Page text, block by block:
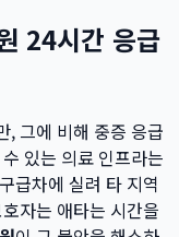
24시간 응급
, 그에 비해 중증 응급
있는 의료 인프라는
급차에 실려 타 지역
자는 애타는 시간을